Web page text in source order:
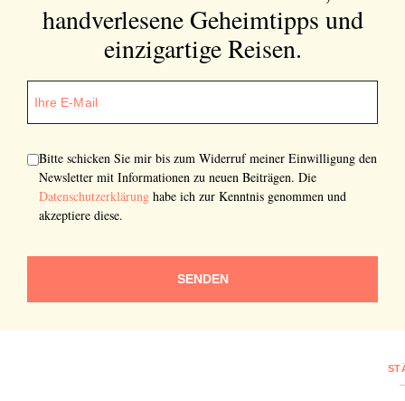
handverlesene Geheimtipps und
einzigartige Reisen.
Bitte schicken Sie mir bis zum Widerruf meiner Einwilligung den
Newsletter mit Informationen zu neuen Beiträgen. Die
Datenschutzerklärung habe ich zur Kenntnis genommen und
akzeptiere diese.
SENDEN